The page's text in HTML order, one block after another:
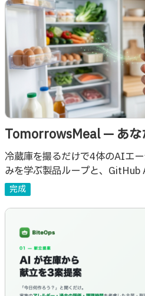
TomorrowsMeal — あな
AIエージェント
冷蔵庫を撮るだけで4体のAIエ
みを学ぶ製品ループと、
を改善するDevOpsループを備
完成